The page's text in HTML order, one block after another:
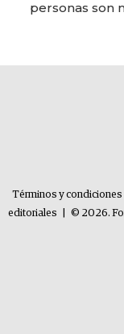
personas son
Términos y condiciones
editoriales
© 2026.